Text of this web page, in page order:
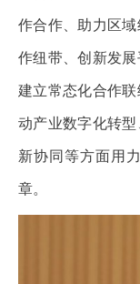
作合作、助力区
作纽带、创新发
建立常态化合作
动产业数字化转
新协同等方面用
章。